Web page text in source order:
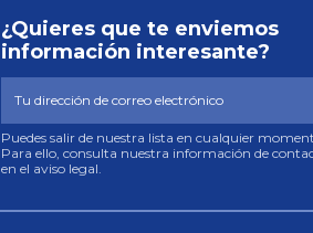
¿Quieres que te enviemos
información interesante?
Puedes salir de nuestra lista en cualquier
Para ello, consulta nuestra información de
en el aviso legal.